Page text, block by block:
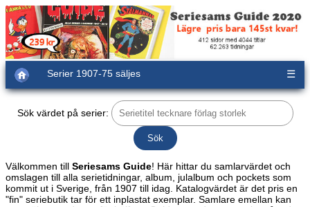
Serier 1907-75 säljes ☰
Sök värdet på serier:
Välkommen till Seriesams Guide! Här hittar du samlarvärdet och
omslagen till alla serietidningar, album, julalbum och pockets som
kommit ut i Sverige, från 1907 till idag. Katalogvärdet är det pris en
"fin" seriebutik tar för ett inplastat exemplar. Samlare emellan kan